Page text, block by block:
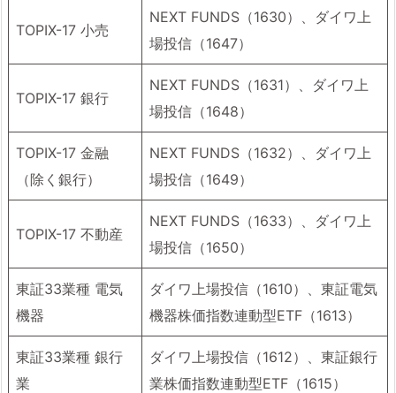
TOPIX-17 小売
NEXT FUNDS（1630）、ダイワ上
場投信（1647）
TOPIX-17 銀行
NEXT FUNDS（1631）、ダイワ上
場投信（1648）
TOPIX-17 金融
（除く銀行）
NEXT FUNDS（1632）、ダイワ上
場投信（1649）
TOPIX-17 不動産
NEXT FUNDS（1633）、ダイワ上
場投信（1650）
東証33業種 電気
機器
ダイワ上場投信（1610）、東証電気
機器株価指数連動型ETF（1613）
東証33業種 銀行
業
ダイワ上場投信（1612）、東証銀行
業株価指数連動型ETF（1615）